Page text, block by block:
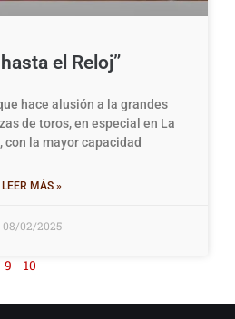
el Reloj”
hace alusión a la grandes
de toros, en especial en La
con la mayor capacidad
LEER MÁS »
08/02/2025
9 10